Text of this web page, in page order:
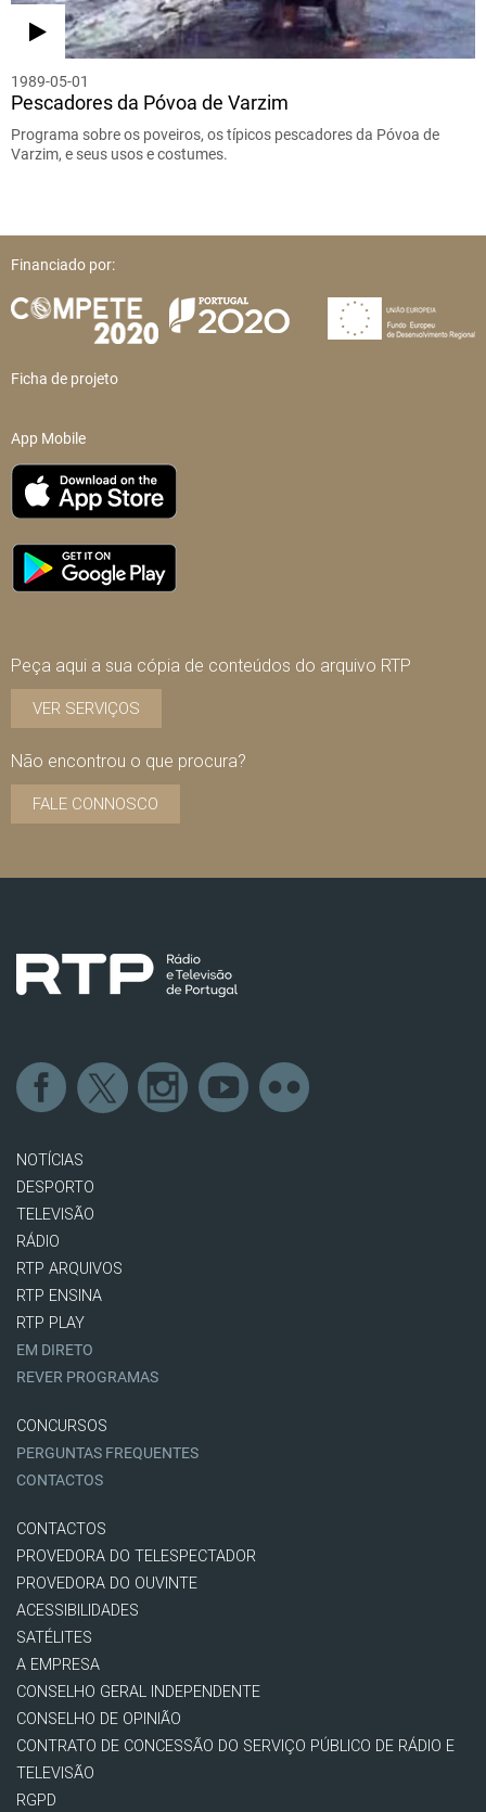
1989-05-01
Pescadores da Póvoa de Varzim
Programa sobre os poveiros, os típicos pescadores da Póvoa de
Varzim, e seus usos e costumes.
Financiado por:
Ficha de projeto
App Mobile
Peça aqui a sua cópia de conteúdos do arquivo RTP
VER SERVIÇOS
Não encontrou o que procura?
FALE CONNOSCO
NOTÍCIAS
DESPORTO
TELEVISÃO
RÁDIO
RTP ARQUIVOS
RTP ENSINA
RTP PLAY
EM DIRETO
REVER PROGRAMAS
CONCURSOS
PERGUNTAS FREQUENTES
CONTACTOS
CONTACTOS
PROVEDORA DO TELESPECTADOR
PROVEDORA DO OUVINTE
ACESSIBILIDADES
SATÉLITES
A EMPRESA
CONSELHO GERAL INDEPENDENTE
CONSELHO DE OPINIÃO
CONTRATO DE CONCESSÃO DO SERVIÇO PÚBLICO DE RÁDIO E
TELEVISÃO
RGPD